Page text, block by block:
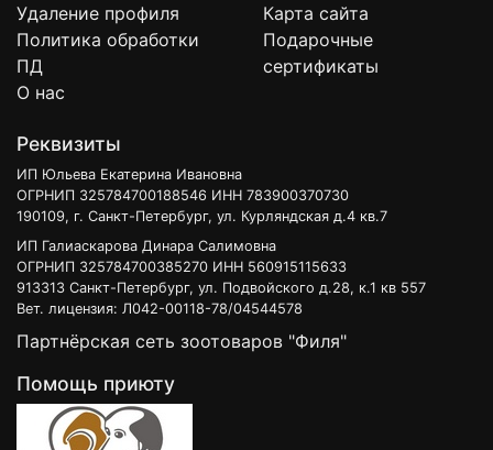
Удаление профиля
Политика обработки
ПД
О нас
Карта сайта
Подарочные
сертификаты
Реквизиты
ИП Юльева Екатерина Ивановна
ОГРНИП 325784700188546 ИНН 783900370730
190109, г. Санкт-Петербург, ул. Курляндская д.4 кв.7
ИП Галиаскарова Динара Салимовна
ОГРНИП 325784700385270 ИНН 560915115633
913313 Санкт-Петербург, ул. Подвойского д.28, к.1 кв 557
Вет. лицензия: Л042-00118-78/04544578
Партнёрская сеть зоотоваров "Филя"
Помощь приюту